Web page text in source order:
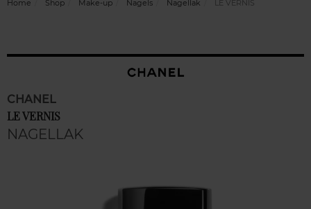
Home Shop Make-up Nagels Nagellak LE VERNIS
CHANEL
LE VERNIS
NAGELLAK